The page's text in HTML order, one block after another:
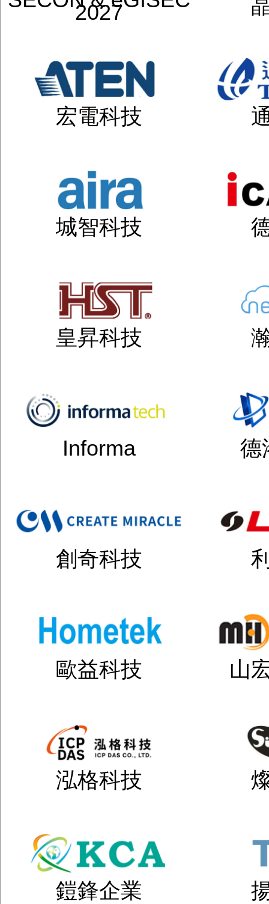
2027
宏電科技
城智科技
皇昇科技
Informa 德
創奇科技
歐益科技 山
泓格科技
鎧鋒企業